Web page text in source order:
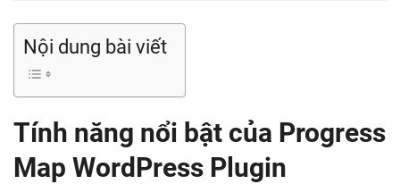
Nội dung bài viết
Tính năng nổi bật của Progress
Map WordPress Plugin